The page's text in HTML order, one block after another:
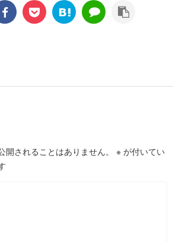
開されることはありません。 ※ が付いてい